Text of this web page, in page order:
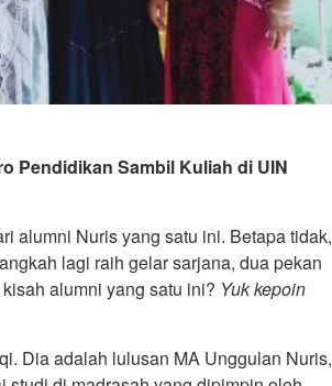
Pendidikan Sambil Kuliah di UIN
alumni Nuris yang satu ini. Betapa tidak,
lagi raih gelar sarjana, dua pekan
alumni yang satu ini? Yukkepoin
Dia adalah lulusan MA Unggulan Nuris,